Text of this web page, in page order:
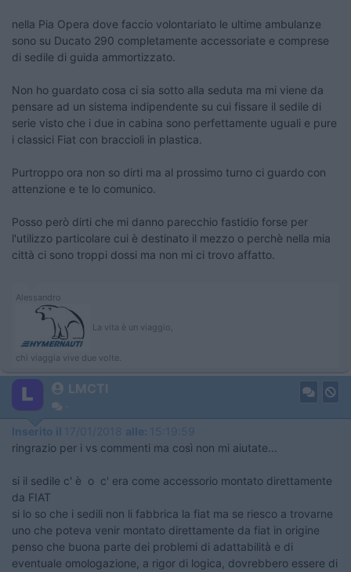
nella Pia Opera dove faccio volontariato le ultime ambulanze
sono su Ducato 290 completamente accessoriate e comprese
di sedile di guida ammortizzato.
Non ho guardato cosa ci sia sotto alla seduta ma mi viene da
pensare ad un sistema indipendente su cui fissare il sedile di
serie visto che i due in cabina sono perfettamente uguali e pure
i classici Fiat con braccioli in plastica.
Purtroppo ora non so dirti ma al prossimo turno ci guardo con
attenzione e te lo comunico.
Posso però dirti che mi danno parecchio fastidio forse per
l'utilizzo particolare cui è destinato il mezzo o perchè nella mia
città ci sono troppi dossi ma non mi ci trovo affatto.
Alessandro
La vita è un viaggio,
chi viaggia vive due volte.
LMCTI
Inserito il 17/01/2018 alle: 15:19:59
ringrazio per i vs commenti ma così non mi aiutate...
si il sedile c' è o c' era come accessorio montato direttamente
da FIAT
si lo so che i sedili non li fabbrica la fiat ma se riesco a trovarne
uno che poteva venir montato direttamente da fiat in origine
penso che buona parte dei problemi di adattabilità e di
eventuale omologazione, a rigor di logica, dovrebbero essere di